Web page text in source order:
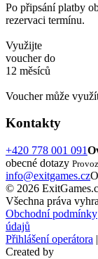
Po připsání platby
rezervaci termínu.
Využijte
voucher do
12 měsíců
Voucher může
Kontakty
+420 778 001 091
obecné dotazy
info@exitgames.cz
© 2026
Všechna práva
Obchodní podmínky
údajů
Přihlášení operátora |
Created by